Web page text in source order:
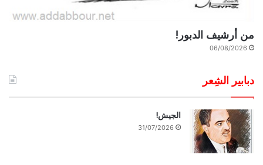
من أرشيف الدبور!
06/08/2026
دبابير الشِعر
الجيش!
31/07/2026